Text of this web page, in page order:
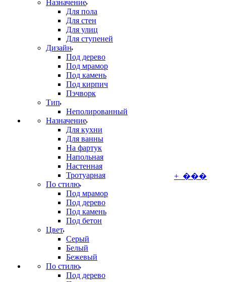
Назначение
Для пола
Для стен
Для улиц
Для ступеней
Дизайн
Под дерево
Под мрамор
Под камень
Под кирпич
Пэчворк
Тип
Неполированный
Назначение
Для кухни
Для ванны
На фартук
Напольная
Настенная
Тротуарная
По стилю
Под мрамор
Под дерево
Под камень
Под бетон
Цвет
Серый
Белый
Бежевый
По стилю
Под дерево
+ ���